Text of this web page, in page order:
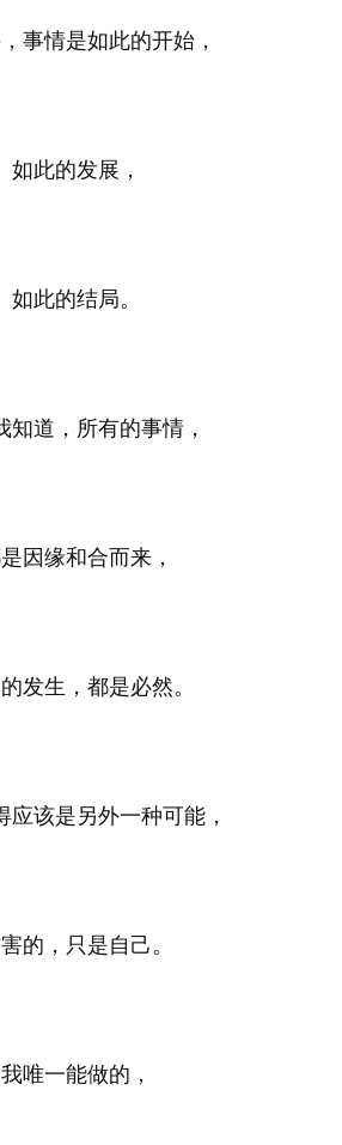
事情是如此的开始，
如此的发展，
如此的结局。
知道，所有的事情，
因缘和合而来，
发生，都是必然。
应该是另外一种可能，
的，只是自己。
我唯一能做的，